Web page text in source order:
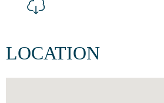
LOCATION